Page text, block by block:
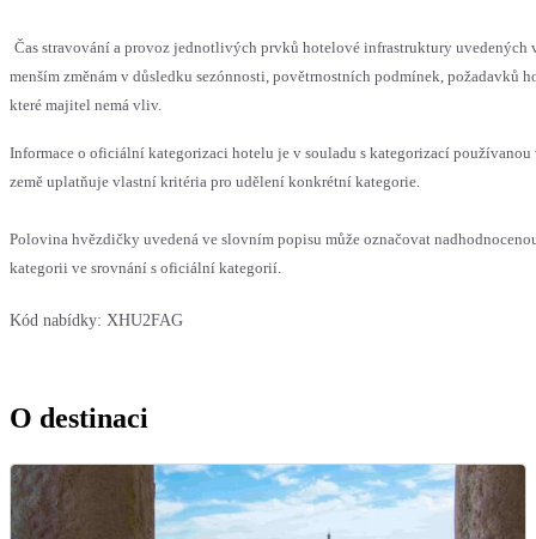
Čas stravování a provoz jednotlivých prvků hotelové infrastruktury uvedených
menším změnám v důsledku sezónnosti, povětrnostních podmínek, požadavků
které majitel nemá vliv.
Informace o oficiální kategorizaci hotelu je v souladu s kategorizací používanou
země uplatňuje vlastní kritéria pro udělení konkrétní kategorie.
Polovina hvězdičky uvedená ve slovním popisu může označovat
kategorii ve srovnání s oficiální kategorií.
Kód nabídky: XHU2FAG
O destinaci